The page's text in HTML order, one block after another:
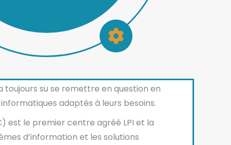
toujours su se remettre en question en
adaptés à leurs besoins.
est le premier centre agréé LPI et la
d’information et les solutions